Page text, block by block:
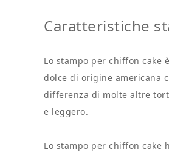
Caratteristiche
Lo stampo per chiffon
dolce di origine americana
differenza di molte altre
e leggero.
Lo stampo per chiffon cake